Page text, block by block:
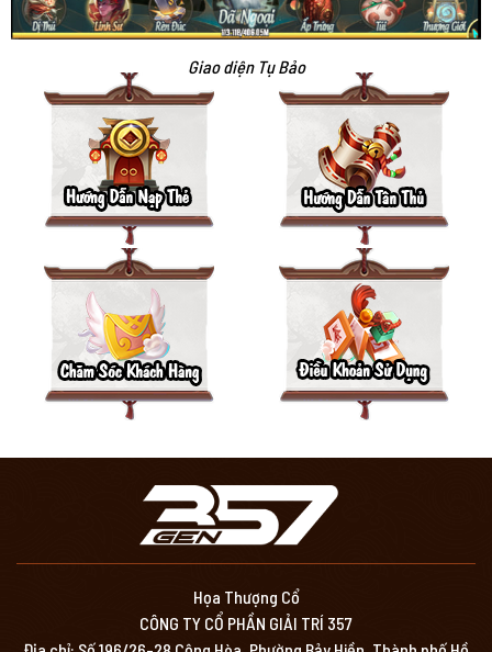
Giao diện Tụ Bảo
Họa Thượng Cổ
CÔNG TY CỔ PHẦN GIẢI TRÍ 357